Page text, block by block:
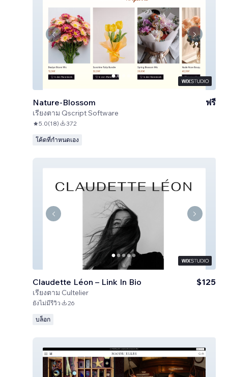
Nature-Blossom
เรียงตาม Qscript Software
ฟรี
5.0(18) 372
โค้ดที่กำหนดเอง
Claudette Léon – Link In Bio
เรียงตาม Cultelier
$125
ยังไม่มีรีวิว 26
บล็อก